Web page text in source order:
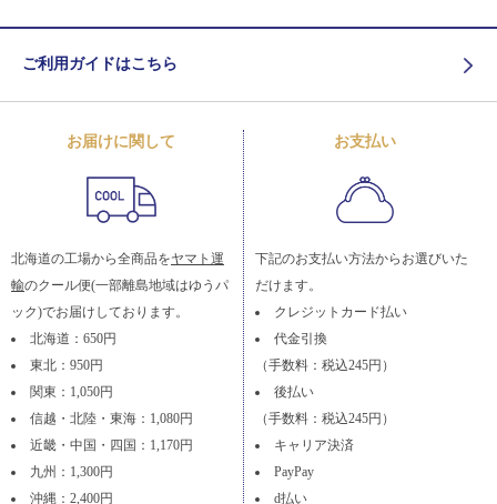
ご利用ガイドはこちら
お届けに関して
北海道の工場から全商品をヤマト運
輸のクール便(一部離島地域はゆうパ
ック)でお届けしております。
北海道：650円
東北：950円
関東：1,050円
信越・北陸・東海：1,080円
近畿・中国・四国：1,170円
九州：1,300円
沖縄：2,400円
お支払い
下記のお支払い方法からお選びいた
だけます。
クレジットカード払い
代金引換
（手数料：税込245円）
後払い
（手数料：税込245円）
キャリア決済
PayPay
d払い